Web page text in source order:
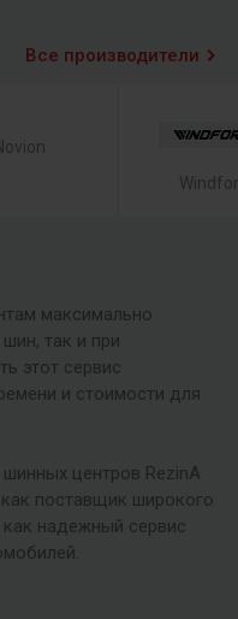
Все производители
максимально
так и при
этот сервис
и стоимости для
центров RezinA
поставщик широкого
надежный сервис